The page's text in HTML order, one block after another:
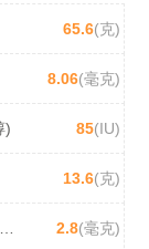
65.6(克)
8.06(毫克)
) 85(IU)
13.6(克)
2.8(毫克)